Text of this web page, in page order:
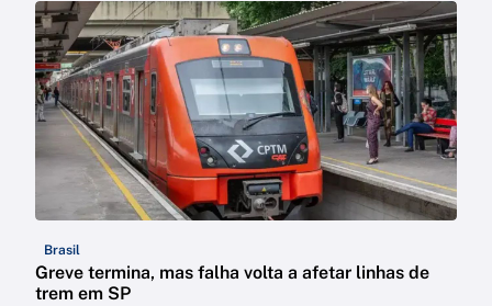
Brasil
Greve termina, mas falha volta a afetar linhas de
trem em SP